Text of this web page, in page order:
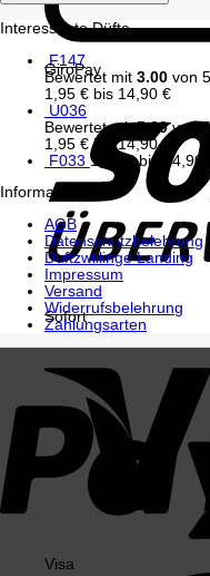
GiroPay
Sofort
Visa
Interessante Düfte
F147
Bewertet mit 3.00 von 5
1,95 € bis 14,90 €
U036
Bewertet mit5.00von 5
1,95 €bis14,90€
F033 1,95 €bis 14,90
Informationen
AGB
Datenschutzbelehrung
Duftzwillinge Landing
Impressum
Versand
Widerrufsbelehrung
Zahlungsarten